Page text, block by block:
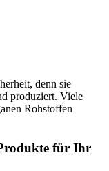
denn sie
produziert. Viele
Rohstoffen
für Ihr